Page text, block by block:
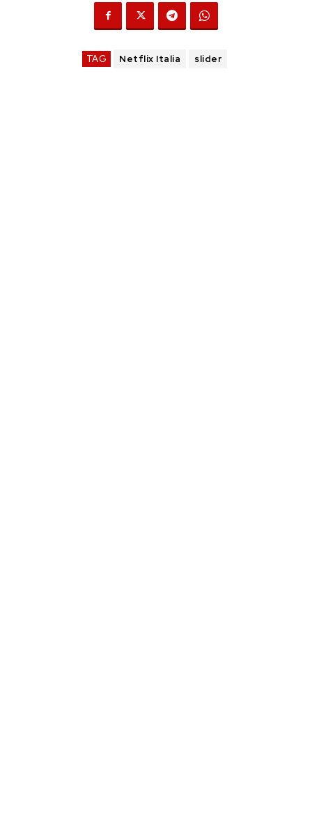
TAG Netflix Italia slider